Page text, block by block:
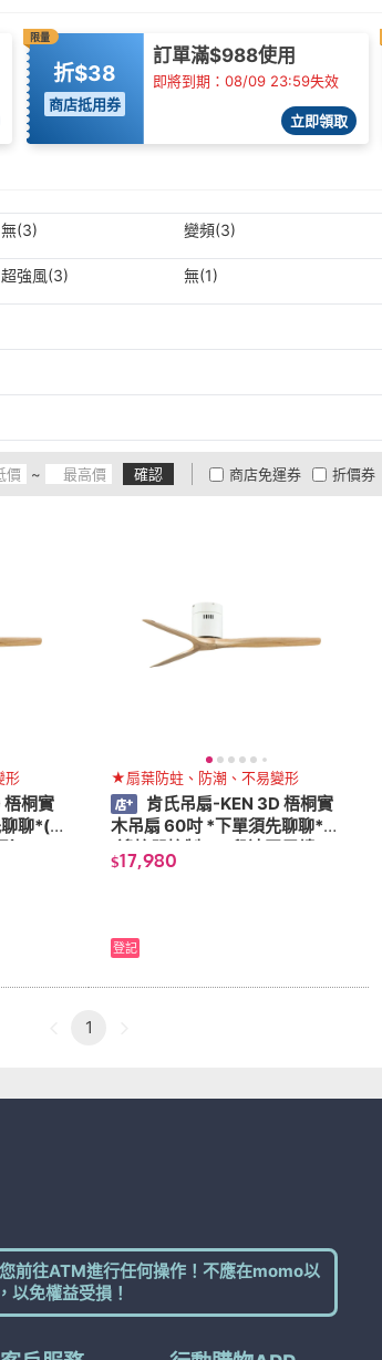
限量
折$38
商店抵用券
訂單滿$988使用
即將到期：08/09 23:59失效
立即領取
無(3) 變頻(3)
超強風(3) 無(1)
~ 確認
折價券
商品有量
商店免運券
0利率
形
桐實
聊*(扇
)
★扇葉防蛀、防潮、不易變形
肯氏吊扇-KEN 3D 梧桐實
木吊扇 60吋 *下單須先聊聊*
(遙控器控制、6 段速正反轉)
$17,980
登記
1
前往ATM進行任何操作！不應在momo以
免權益受損！